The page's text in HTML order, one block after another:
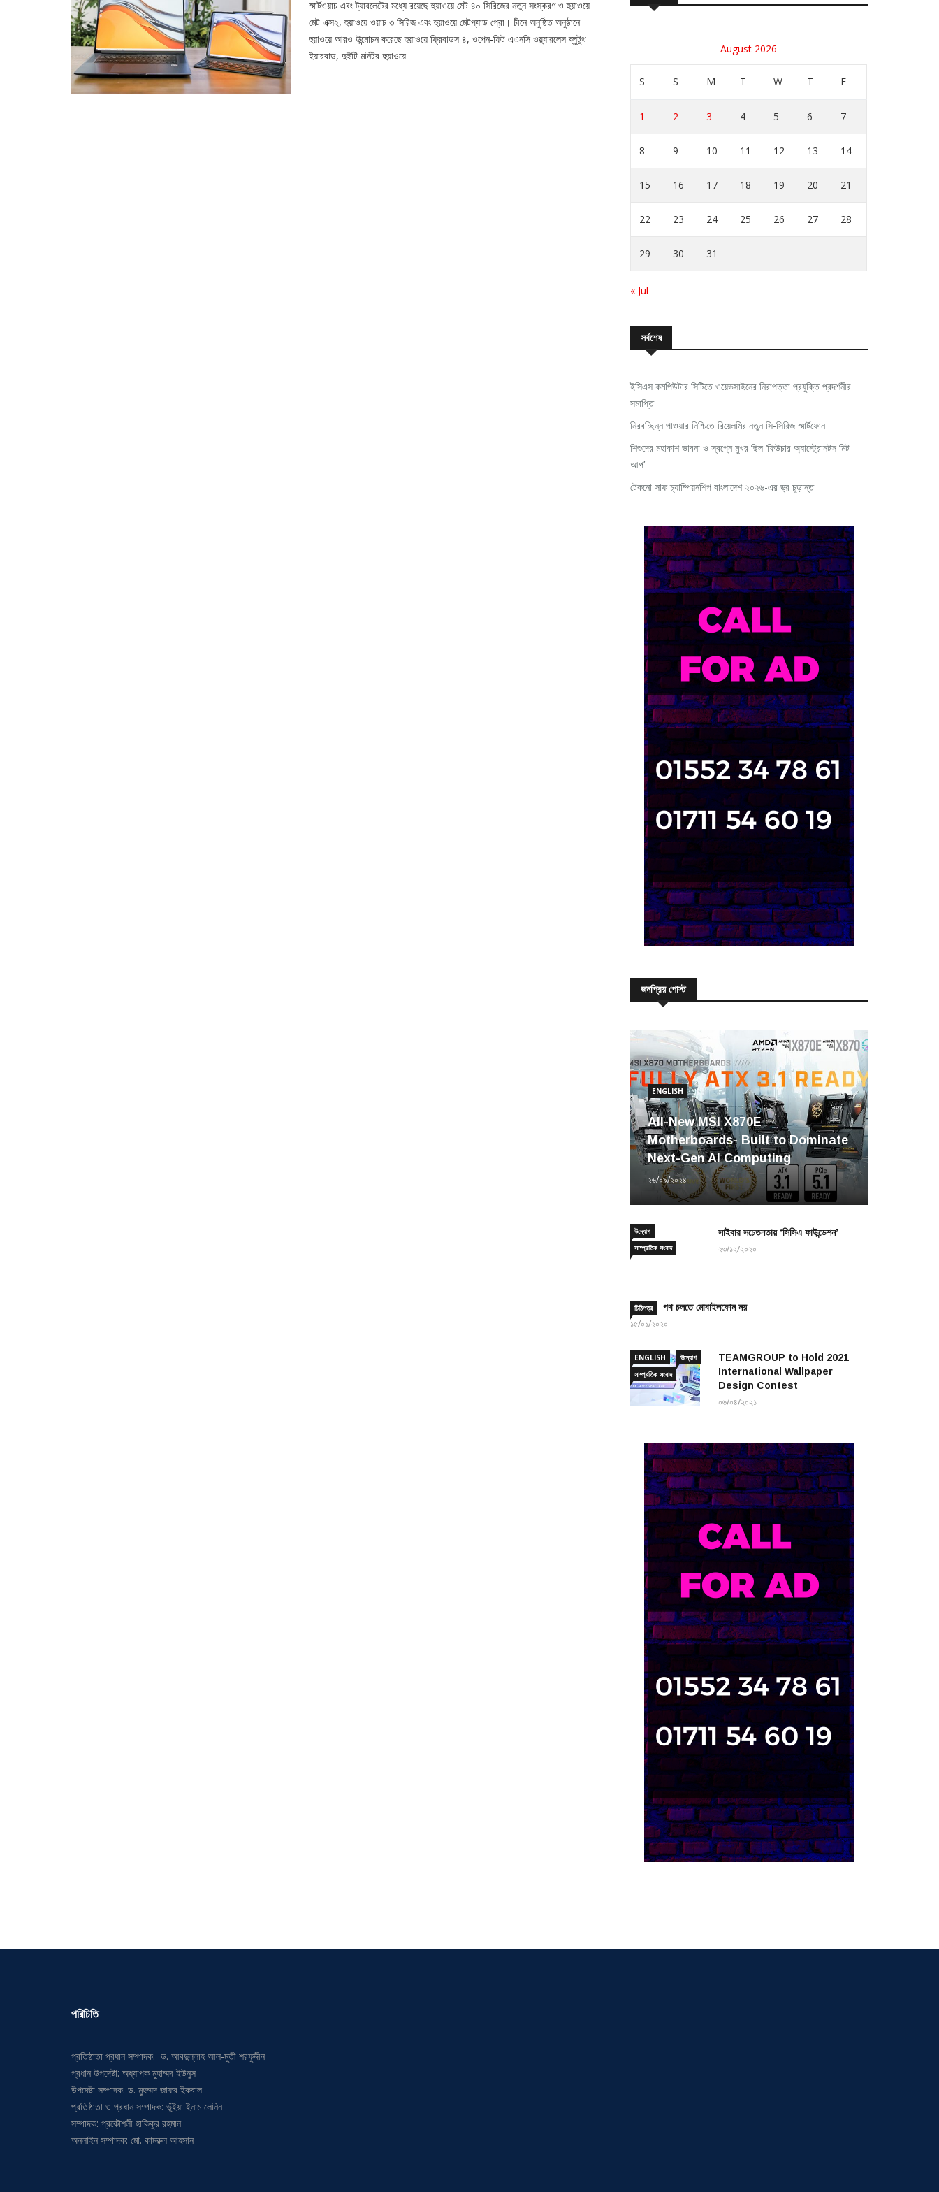
স্মার্টওয়াচ এবং ট্যাবলেটের মধ্যে রয়েছে হুয়াওয়ে মেট ৪০ সিরিজের নতুন সংস্করণ ও হুয়াওয়ে
মেট এক্স২, হুয়াওয়ে ওয়াচ ৩ সিরিজ এবং হুয়াওয়ে মেটপ্যাড প্রো। চীনে অনুষ্ঠিত অনুষ্ঠানে
হুয়াওয়ে আরও উন্মোচন করেছে হুয়াওয়ে ফ্রিবাডস ৪, ওপেন-ফিট এএনসি ওয়্যারলেস ব্লুটুথ
ইয়ারবাড, দুইটি মনিটর-হুয়াওয়ে
August 2026
S S M T W T F
1 2 3 4 5 6 7
8 9 10 11 12 13 14
15 16 17 18 19 20 21
22 23 24 25 26 27 28
29 30 31
« Jul
সর্বশেষ
ইসিএস কমপিউটার সিটিতে ওয়েভসাইনের নিরাপত্তা প্রযুক্তি প্রদর্শনীর
সমাপ্তি
নিরবচ্ছিন্ন পাওয়ার নিশ্চিতে রিয়েলমির নতুন সি-সিরিজ স্মার্টফোন
শিশুদের মহাকাশ ভাবনা ও স্বপ্নে মুখর ছিল ‘ফিউচার অ্যাস্ট্রোনটস মিট-
আপ’
টেকনো সাফ চ্যাম্পিয়নশিপ বাংলাদেশ ২০২৬-এর ড্র চূড়ান্ত
জনপ্রিয় পোস্ট
ENGLISH
All-New MSI X870E
Motherboards- Built to Dominate
Next-Gen AI Computing
২৬/০৯/২০২৪
উদ্যোগ
সাম্প্রতিক সংবাদ
সাইবার সচেতনতায় ‘সিসিএ ফাউন্ডেশন’
২৩/১২/২০২০
চিঠিপত্র পথ চলতে মোবাইলফোন নয়
১৫/০১/২০২০
ENGLISH
উদ্যোগ
সাম্প্রতিক সংবাদ
TEAMGROUP to Hold 2021
International Wallpaper
Design Contest
০৬/০৪/২০২১
পরিচিতি
প্রতিষ্ঠাতা প্রধান সম্পাদক: ড. আবদুল্লাহ আল-মুতী শরফুদ্দীন
প্রধান উপদেষ্টা: অধ্যাপক মুহাম্মদ ইউনুস
উপদেষ্টা সম্পাদক: ড. মুহম্মদ জাফর ইকবাল
প্রতিষ্ঠাতা ও প্রধান সম্পাদক: ভূঁইয়া ইনাম লেনিন
সম্পাদক: প্রকৌশলী হাকিকুর রহমান
অনলাইন সম্পাদক: মো. কামরুল আহসান